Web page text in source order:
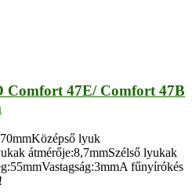
Comfort 47E/ Comfort 47B
lyuk
átmérője:8,7mmSzélső lyukak
fűnyírókés